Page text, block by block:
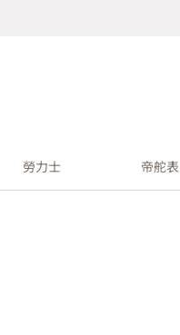
勞力士 帝舵表